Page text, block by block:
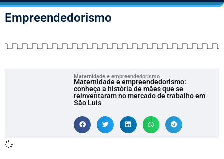
Empreendedorismo
Maternidade e empreendedorismo
Maternidade e empreendedorismo:
conheça a história de mães que se
reinventaram no mercado de trabalho em
São Luís